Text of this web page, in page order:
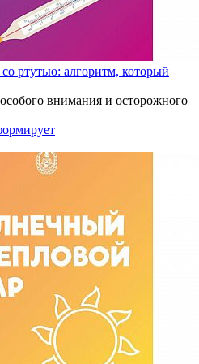
ртутью: алгоритм, который
внимания и осторожного